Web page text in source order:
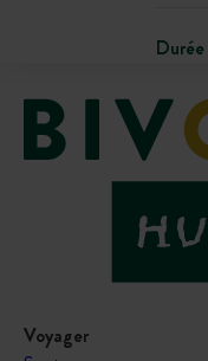
Durée
Voyager